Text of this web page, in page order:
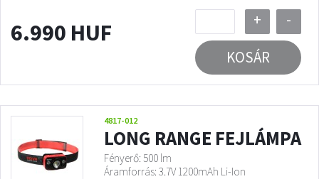
6.990 HUF +
-
KOSÁR
4817-012
LONG RANGE FEJLÁMPA
Fényerő: 500 lm
Áramforrás: 3.7V 1200mAh Li-Ion